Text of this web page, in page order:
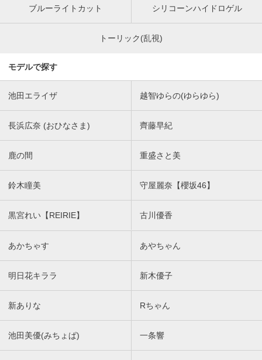
ブルーライトカット シリコーンハイドロゲル
トーリック(乱視)
モデルで探す
池田エライザ 越智ゆらの(ゆらゆら)
長浜広奈 (おひなさま) 齊藤早紀
鹿の間 重盛さと美
鈴木瞳美 守屋麗奈【櫻坂46】
黒宮れい【REIRIE】 古川優香
あかちゃす あやちゃん
明日花キララ 新木優子
新ありな Rちゃん
池田美優(みちょぱ) 一条響